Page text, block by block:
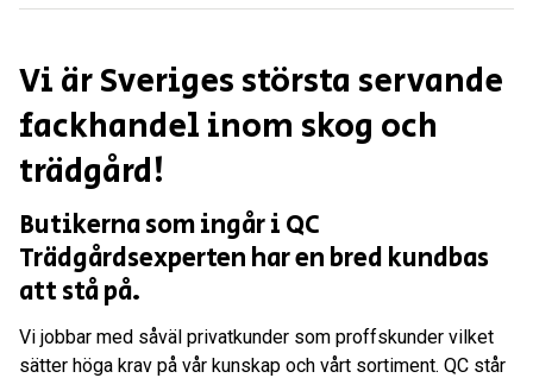
Vi är Sveriges största servande
fackhandel inom skog och
trädgård!
Butikerna som ingår i QC
Trädgårdsexperten har en bred kundbas
att stå på.
Vi jobbar med såväl privatkunder som proffskunder vilket
sätter höga krav på vår kunskap och vårt sortiment. QC står